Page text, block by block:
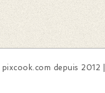
pixcook.com depuis 2012